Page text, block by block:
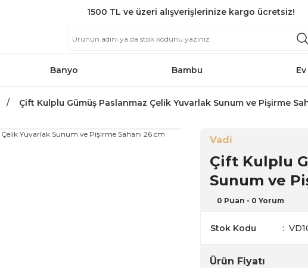
1500 TL ve üzeri alışverişlerinize kargo ücretsiz!
Banyo Bambu
Çift Kulplu Gümüş Paslanmaz Çelik Yuvarlak Sunum ve Pişirme
Vadi
Çift Kulplu
Sunum ve
0 Puan - 0 Yorum
Stok Kodu
Ürün Fiyatı